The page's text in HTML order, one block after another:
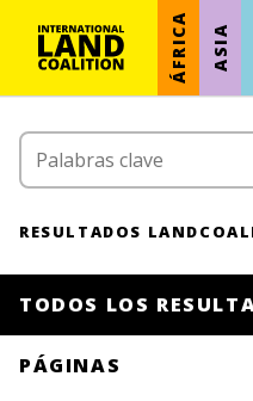
ÁFRICA ASIA
RESULTADOS
TODOS LOS
PÁGINAS